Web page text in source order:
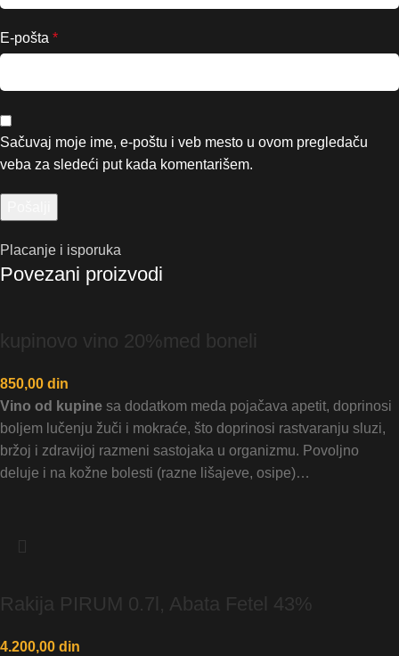
E-pošta *
Sačuvaj moje ime, e-poštu i veb mesto u ovom pregledaču
veba za sledeći put kada komentarišem.
Placanje i isporuka
Povezani proizvodi
kupinovo vino 20%med boneli
850,00 din
Vino od kupine sa dodatkom meda pojačava apetit, doprinosi
boljem lučenju žuči i mokraće, što doprinosi rastvaranju sluzi,
bržoj i zdravijoj razmeni sastojaka u organizmu. Povoljno
deluje i na kožne bolesti (razne lišajeve, osipe)…
Rakija PIRUM 0.7l, Abata Fetel 43%
4.200,00 din